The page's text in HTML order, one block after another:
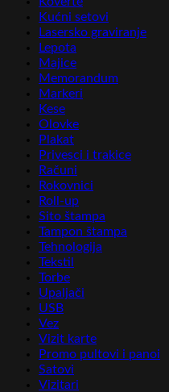
Kućni setovi
Lasersko graviranje
Lepota
Majice
Memorandum
Markeri
Kese
Olovke
Plakat
Privesci i trakice
Računi
Rokovnici
Roll-up
Sito štampa
Tampon štampa
Tehnologija
Tekstil
Torbe
Upaljači
USB
Vez
Vizit karte
Promo pultovi i panoi
Satovi
Vizitari